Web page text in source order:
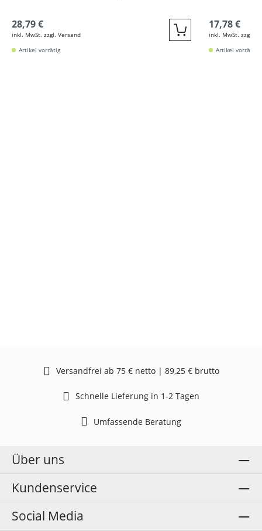
28,79 €
inkl. MwSt. zzgl. Versand Quickbuy
Artikel vorrätig
17,78 €
inkl. MwSt. zzgl.
Artikel vorrätig
Versandfrei ab 75 € netto | 89,25 € brutto
Schnelle Lieferung in 1-2 Tagen
Umfassende Beratung
Über uns
Kundenservice
Social Media